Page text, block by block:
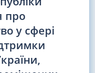
про
у сфері